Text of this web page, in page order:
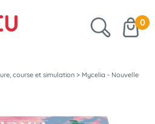
0
course et simulation > Mycelia - Nouvelle